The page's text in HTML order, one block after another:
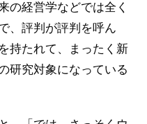
の経営学などでは全く
、評判が評判を呼ん
持たれて、まったく新
研究対象になっている